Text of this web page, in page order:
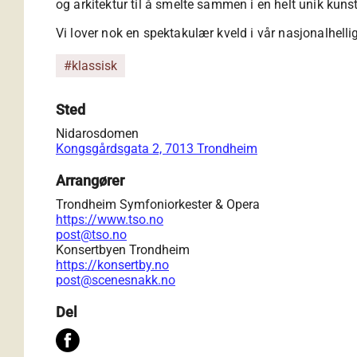
og arkitektur til å smelte sammen i en helt unik
Vi lover nok en spektakulær kveld i vår
#klassisk
Sted
Nidarosdomen
Kongsgårdsgata 2, 7013 Trondheim
Arrangører
Trondheim Symfoniorkester & Opera
https://www.tso.no
post@tso.no
Konsertbyen Trondheim
https://konsertby.no
post@scenesnakk.no
Del